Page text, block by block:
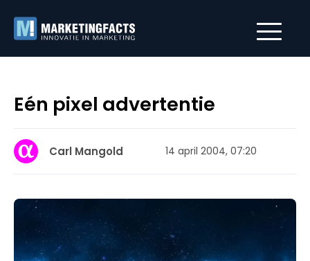
Eén pixel advertentie
Carl Mangold 14 april 2004, 07:20